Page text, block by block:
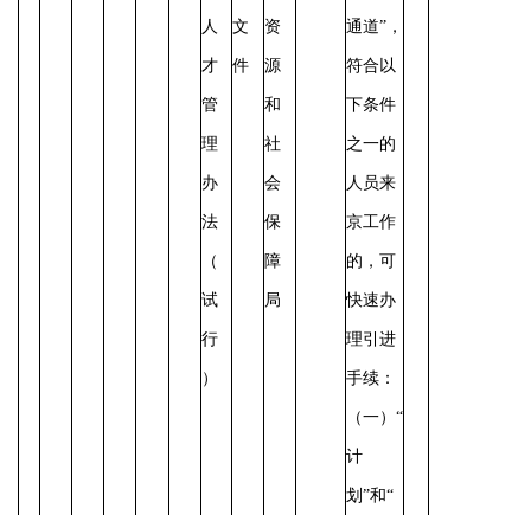
人
才
管
理
办
法
（
试
行
）
文
件
资
源
和
社
会
保
障
局
通道”，
符合以
下条件
之一的
人员来
京工作
的，可
快速办
理引进
手续：
（一）“
计
划”和“